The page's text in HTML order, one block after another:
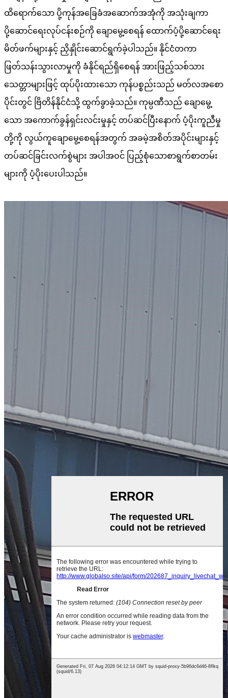
ထိရောက်သော ပို့ကုန်အခြေခံအဆောက်အအုံကို အသုံးချကာ
ပို့ဆောင်ရေးလုပ်ငန်းစဉ်ကို ချောမွေ့စေရန် ထောက်ပံ့ပို့ဆောင်ရေး
မိတ်ဖက်များနှင့် ညှိနှိုင်းဆောင်ရွက်ခဲ့ပါသည်။ နိုင်ငံတကာ
ဖြတ်သန်းသွားလာမှုကို ခံနိုင်ရည်ရှိစေရန် အားဖြည့်သစ်သား
သေတ္တာများဖြင့် ထုပ်ပိုးထားသော ကုန်ပစ္စည်းသည် မတ်လအစော
ပိုင်းတွင် ဗြိတိန်နိုင်ငံသို့ ထွက်ခွာခဲ့သည်။ ကုမ္ပဏီသည် ချောမွေ့
သော အကောက်ခွန်ရှင်းလင်းမှုနှင့် တပ်ဆင်ပြီးနောက် ပံ့ပိုးကူညီမှု
တို့ကို လွယ်ကူချောမွေ့စေရန်အတွက် အခမဲ့အစိတ်အပိုင်းများနှင့်
တပ်ဆင်ခြင်းလက်စွဲများ အပါအဝင် ပြည့်စုံသောစာရွက်စာတမ်း
များကို ပံ့ပိုးပေးပါသည်။